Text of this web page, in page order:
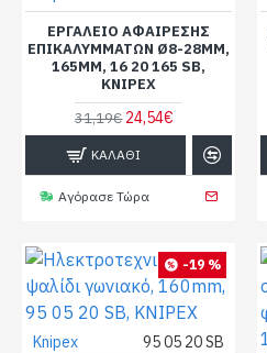
ΕΡΓΑΛΕΊΟ ΑΦΑΊΡΕΣΗΣ
ΕΠΙΚΑΛΥΜΜΆΤΩΝ Ø8-28MM,
165MM, 16 20 165 SB,
KNIPEX
31,19€ 24,54€
ΚΑΛΆΘΙ
Αγόρασε Τώρα
-19 %
Knipex 95 05 20 SB